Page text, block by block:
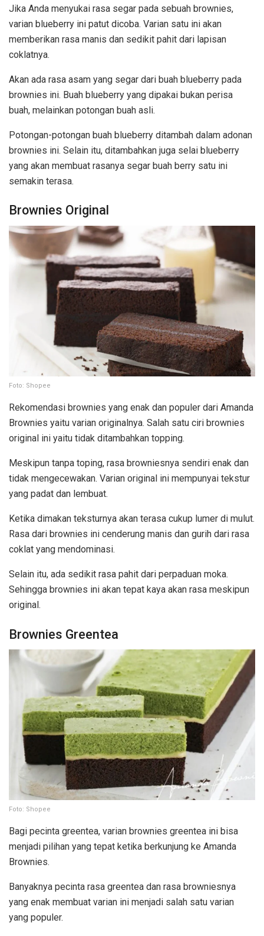
Jika Anda menyukai rasa segar pada sebuah brownies,
varian blueberry ini patut dicoba. Varian satu ini akan
memberikan rasa manis dan sedikit pahit dari lapisan
coklatnya.
Akan ada rasa asam yang segar dari buah blueberry pada
brownies ini. Buah blueberry yang dipakai bukan perisa
buah, melainkan potongan buah asli.
Potongan-potongan buah blueberry ditambah dalam adonan
brownies ini. Selain itu, ditambahkan juga selai blueberry
yang akan membuat rasanya segar buah berry satu ini
semakin terasa.
Brownies Original
Foto: Shopee
Rekomendasi brownies yang enak dan populer dari Amanda
Brownies yaitu varian originalnya. Salah satu ciri brownies
original ini yaitu tidak ditambahkan topping.
Meskipun tanpa toping, rasa browniesnya sendiri enak dan
tidak mengecewakan. Varian original ini mempunyai tekstur
yang padat dan lembuat.
Ketika dimakan teksturnya akan terasa cukup lumer di mulut.
Rasa dari brownies ini cenderung manis dan gurih dari rasa
coklat yang mendominasi.
Selain itu, ada sedikit rasa pahit dari perpaduan moka.
Sehingga brownies ini akan tepat kaya akan rasa meskipun
original.
Brownies Greentea
Foto: Shopee
Bagi pecinta greentea, varian brownies greentea ini bisa
menjadi pilihan yang tepat ketika berkunjung ke Amanda
Brownies.
Banyaknya pecinta rasa greentea dan rasa browniesnya
yang enak membuat varian ini menjadi salah satu varian
yang populer.